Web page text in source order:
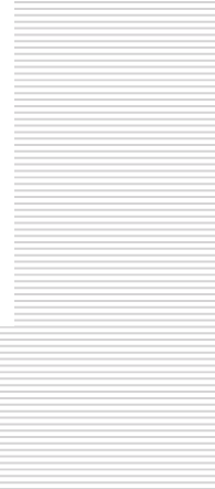
ェコスロバキア軍 連邦共
格
398
税込み